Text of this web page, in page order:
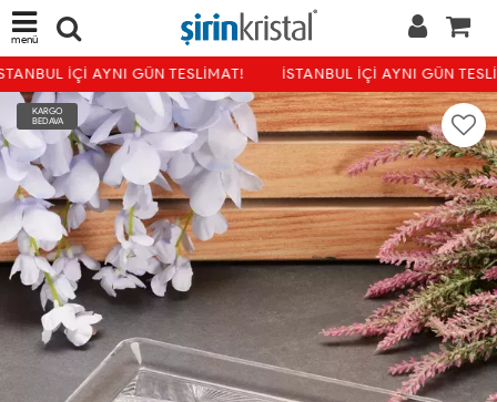
menü
İÇİ AYNI GÜN TESLİMAT! İSTANBUL İÇİ AYNI GÜN
KARGO
BEDAVA